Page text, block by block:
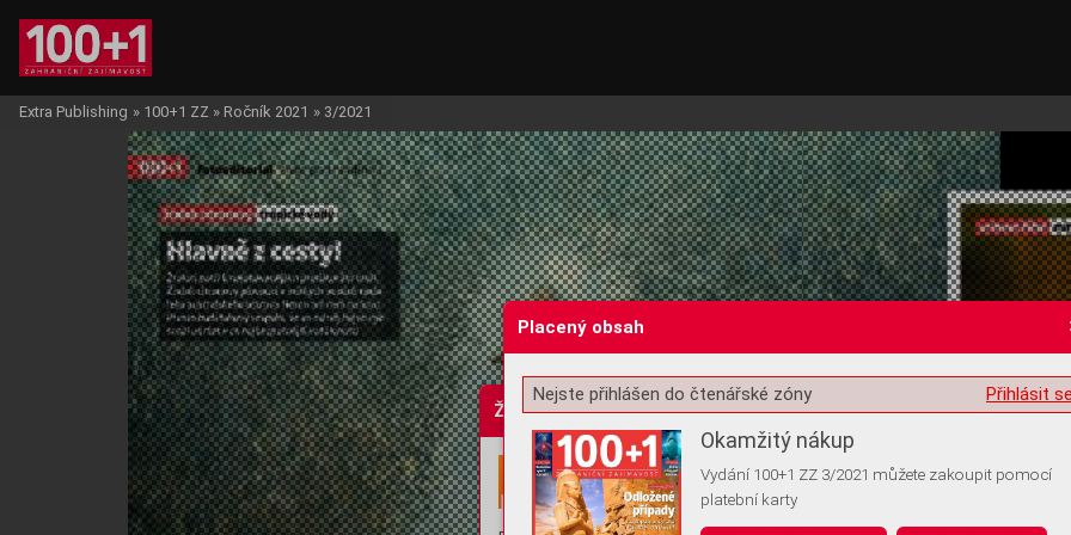
Žádost o souhlas s ukládáním volitelných informací
Extra Publishing » 100+1 ZZ » Ročník 2021 » 3/2021
Placený obsah
Přihlásit
Nejste přihlášen do čtenářské zóny
Okamžitý nákup
Vydání 100+1 ZZ 3/2021 můžete zakoupit pomocí
platební karty